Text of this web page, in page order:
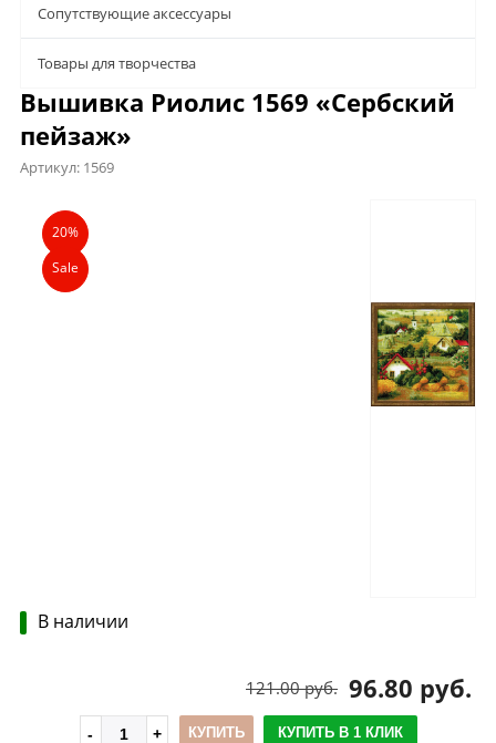
Сопутствующие аксессуары
Товары для творчества
Вышивка Риолис 1569 «Сербский
пейзаж»
Артикул: 1569
Описание
20%
Sale
В наличии
96.80 руб.
121.00 руб.
КУПИТЬ КУПИТЬ В 1 КЛИК